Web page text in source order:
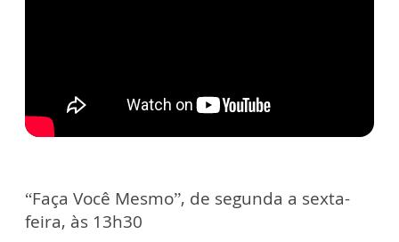
“Faça Você Mesmo”, de segunda a sexta-
feira, às 13h30